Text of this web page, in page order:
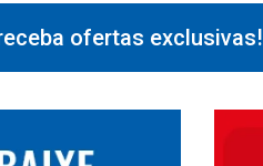
ofertas exclusivas!